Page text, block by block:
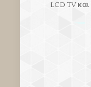
LCD TV